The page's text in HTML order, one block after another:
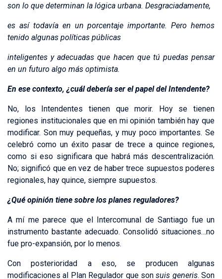
son lo que determinan la lógica urbana. Desgraciadamente,
es así todavía en un porcentaje importante. Pero hemos
tenido algunas políticas públicas
inteligentes y adecuadas que hacen que tú puedas pensar
en un futuro algo más optimista.
En ese contexto, ¿cuál debería ser el papel del Intendente?
No, los Intendentes tienen que morir. Hoy se tienen
regiones institucionales que en mi opinión también hay que
modificar. Son muy pequeñas, y muy poco importantes. Se
celebró como un éxito pasar de trece a quince regiones,
como si eso significara que habrá más descentralización.
No; significó que en vez de haber trece supuestos poderes
regionales, hay quince, siempre supuestos.
¿Qué opinión tiene sobre los planes reguladores?
A mí me parece que el Intercomunal de Santiago fue un
instrumento bastante adecuado. Consolidó situaciones…no
fue pro-expansión, por lo menos.
Con posterioridad a eso, se producen algunas
modificaciones al Plan Regulador que sonsuis generis. Son